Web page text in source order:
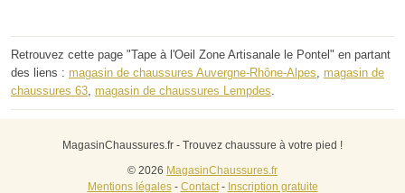
Retrouvez cette page "Tape à l'Oeil Zone Artisanale le Pontel" en partant
des liens : magasin de chaussures Auvergne-Rhône-Alpes, magasin de
chaussures 63, magasin de chaussures Lempdes.
MagasinChaussures.fr - Trouvez chaussure à votre pied !
© 2026 MagasinChaussures.fr
Mentions légales- Contact- Inscription gratuite